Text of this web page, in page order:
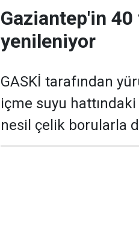
Gaziantep'in 40
yenileniyor
GASKİ tarafından
içme suyu
nesil çelik borularla